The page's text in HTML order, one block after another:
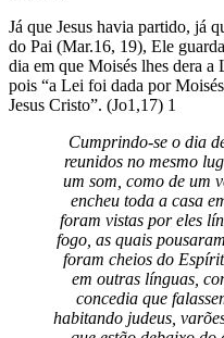
Já que Jesus havia partido, já
do Pai (Mar.16, 19), Ele
dia em que Moisés lhes dera a
pois “a Lei foi dada por
Jesus Cristo”. (Jo1,17) 1
Cumprindo-se o dia
reunidos no mesmo
um som, como de um
encheu toda a casa
foram vistas por eles
fogo, as quais
foram cheios do
em outras línguas,
concedia que
habitando judeus,